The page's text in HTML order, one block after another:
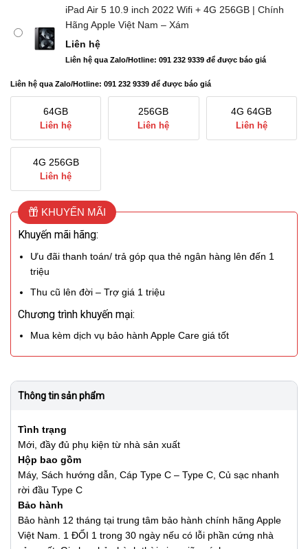
iPad Air 5 10.9 inch 2022 Wifi + 4G 256GB | Chính
Hãng Apple Việt Nam – Xám
Liên hệ
Liên hệ qua Zalo/Hotline: 091 232 9339 để được báo giá
Liên hệ qua Zalo/Hotline: 091 232 9339 để được báo giá
64GB
Liên hệ
256GB
Liên hệ
4G 64GB
Liên hệ
4G 256GB
Liên hệ
KHUYẾN MÃI
Khuyến mãi hãng:
Ưu đãi thanh toán/ trả góp qua thẻ ngân hàng lên đến 1
triệu
Thu cũ lên đời – Trợ giá 1 triệu
Chương trình khuyến mại:
Mua kèm dịch vụ bảo hành Apple Care giá tốt
Thông tin sản phẩm
Tình trạng
Mới, đầy đủ phụ kiện từ nhà sản xuất
Hộp bao gồm
Máy, Sách hướng dẫn, Cáp Type C – Type C, Củ sạc nhanh
rời đầu Type C
Bảo hành
Bảo hành 12 tháng tại trung tâm bảo hành chính hãng Apple
Việt Nam. 1 ĐỔI 1 trong 30 ngày nếu có lỗi phần cứng nhà